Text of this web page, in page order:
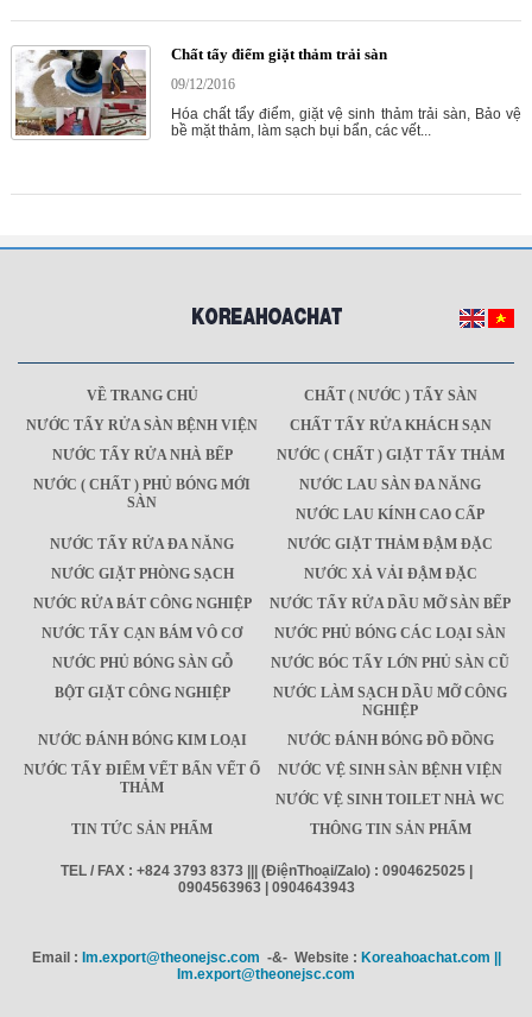
Chất tẩy điểm giặt thảm trải sàn
09/12/2016
Hóa chất tẩy điểm, giặt vệ sinh thảm trải sàn, Bảo vệ
bề mặt thảm, làm sạch bụi bẩn, các vết...
VỀ TRANG CHỦ
CHẤT ( NƯỚC ) TẨY SÀN
NƯỚC TẨY RỬA SÀN BỆNH VIỆN
CHẤT TẨY RỬA KHÁCH SẠN
NƯỚC TẨY RỬA NHÀ BẾP
NƯỚC ( CHẤT ) GIẶT TẨY THẢM
NƯỚC ( CHẤT ) PHỦ BÓNG MỚI
SÀN
NƯỚC LAU SÀN ĐA NĂNG
NƯỚC LAU KÍNH CAO CẤP
NƯỚC TẨY RỬA ĐA NĂNG
NƯỚC GIẶT THẢM ĐẬM ĐẶC
NƯỚC GIẶT PHÒNG SẠCH
NƯỚC XẢ VẢI ĐẬM ĐẶC
NƯỚC RỬA BÁT CÔNG NGHIỆP
NƯỚC TẨY RỬA DẦU MỠ SÀN BẾP
NƯỚC TẨY CẠN BÁM VÔ CƠ
NƯỚC PHỦ BÓNG CÁC LOẠI SÀN
NƯỚC PHỦ BÓNG SÀN GỖ
NƯỚC BÓC TẨY LỚN PHỦ SÀN CŨ
BỘT GIẶT CÔNG NGHIỆP
NƯỚC LÀM SẠCH DẦU MỠ CÔNG
NGHIỆP
NƯỚC ĐÁNH BÓNG KIM LOẠI
NƯỚC ĐÁNH BÓNG ĐỒ ĐỒNG
NƯỚC TẨY ĐIỂM VẾT BẨN VẾT Ố
THẢM
NƯỚC VỆ SINH SÀN BỆNH VIỆN
NƯỚC VỆ SINH TOILET NHÀ WC
TIN TỨC SẢN PHẨM
THÔNG TIN SẢN PHẨM
TEL / FAX : +824 3793 8373 ||| (ĐiệnThoại/Zalo) : 0904625025 |
0904563963 | 0904643943
Email : Im.export@theonejsc.com -&- Website : Koreahoachat.com ||
Im.export@theonejsc.com